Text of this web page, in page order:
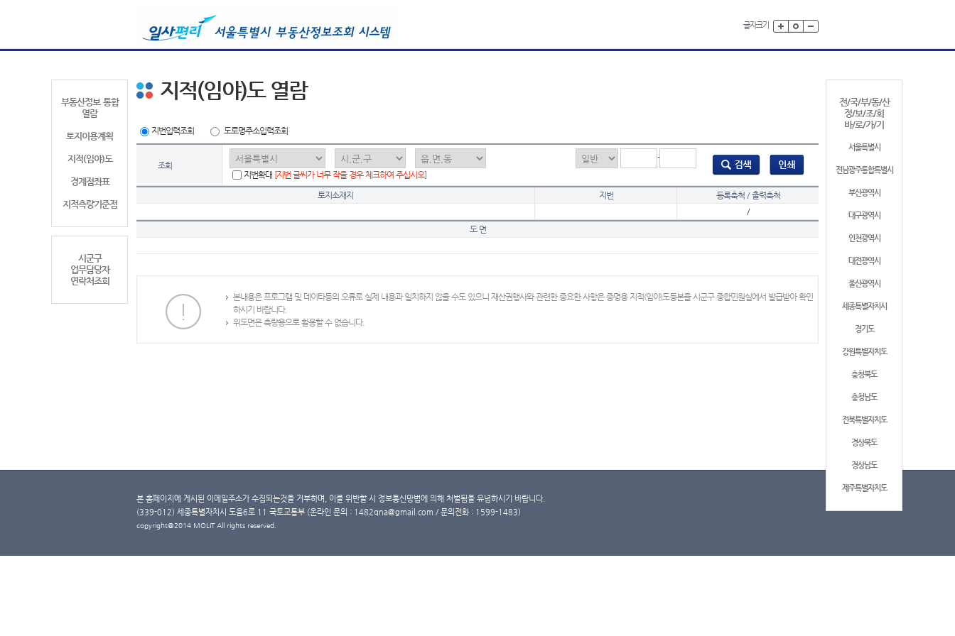
글자크기
부동산정보 통합
열람
토지이용계획
지적(임야)도
경계점좌표
지적측량기준점
시군구
업무담당자
연락처조회
전/국/부/동/산
정/보/조/회
바/로/가/기
서울특별시
전남광주통합특별시
부산광역시
대구광역시
인천광역시
대전광역시
울산광역시
세종특별자치시
경기도
강원특별자치도
충청북도
충청남도
전북특별자치도
경상북도
경상남도
제주특별자치도
지적(임야)도 열람
지번입력조회 도로명주소입력조회
조회
-
지번확대 [지번 글씨가 너무 작을 경우 체크하여 주십시오]
토지소재지 지번
등록축척 / 출력축척
/
도 면
본내용은 프로그램 및 데이타등의 오류로 실제 내용과 일치하지 않을 수도 있으니 재산권행사와 관련한 중요한 사항은 증명용 지적(임야)도등본을 시군구 종합민원실에서 발급받아 확인
하시기 바랍니다.
위도면은 측량용으로 활용할 수 없습니다.
본 홈페이지에 게시된 이메일주소가 수집되는것을 거부하며, 이를 위반할 시 정보통신망법에 의해 처벌됨을 유념하시기 바랍니다.
(339-012) 세종특별자치시 도움6로 11 국토교통부 (온라인 문의 : 1482qna@gmail.com / 문의전화 : 1599-1483)
copyright@2014 MOLIT All rights reserved.